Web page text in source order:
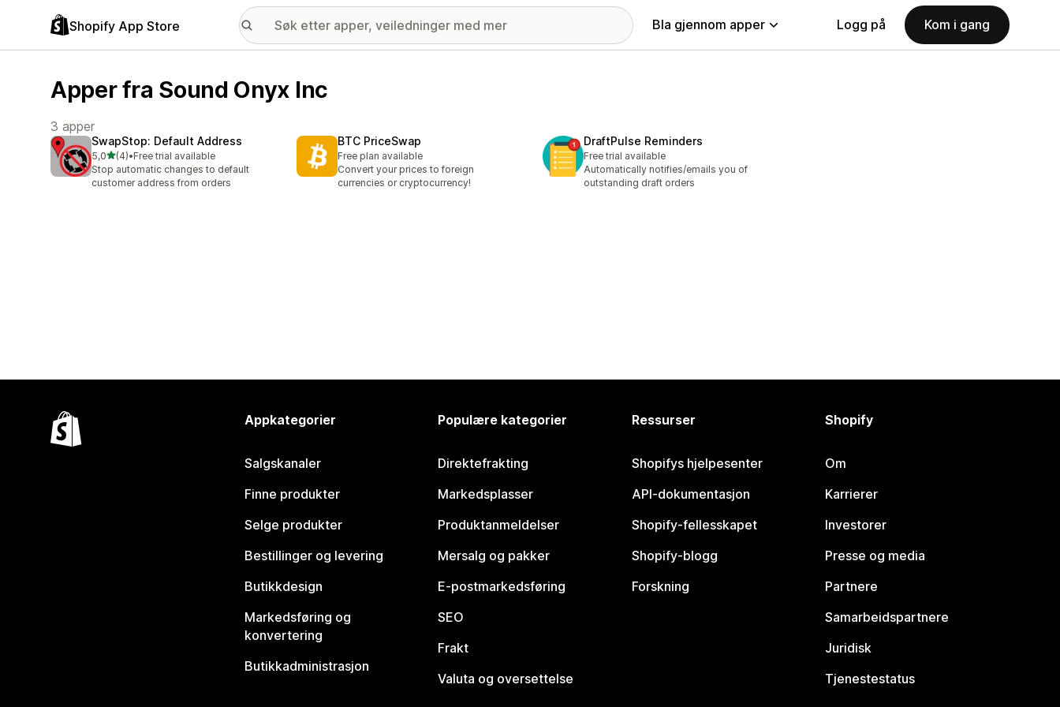
Shopify App Store Bla gjennom apper Logg på Kom i gang
Apper fra Sound Onyx Inc
3 apper
SwapStop: Default Address
5,0av 5 stjerner
(4)
Totalt 4 omtaler
•Free trial available
Stop automatic changes to default
customer address from orders
BTC PriceSwap
Free plan available
Convert your prices to foreign
currencies or cryptocurrency!
DraftPulse Reminders
Free trial available
Automatically notifies/emails you of
outstanding draft orders
Appkategorier
Salgskanaler
Finne produkter
Selge produkter
Bestillinger og levering
Butikkdesign
Markedsføring og
konvertering
Butikkadministrasjon
Populære kategorier
Direktefrakting
Markedsplasser
Produktanmeldelser
Mersalg og pakker
E-postmarkedsføring
SEO
Frakt
Valuta og oversettelse
Ressurser
Shopifys hjelpesenter
API-dokumentasjon
Shopify-fellesskapet
Shopify-blogg
Forskning
Shopify
Om
Karrierer
Investorer
Presse og media
Partnere
Samarbeidspartnere
Juridisk
Tjenestestatus